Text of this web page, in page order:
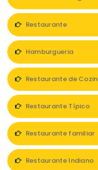
Restaurante
Hamburgueria
Restaurante de
Restaurante Típico
Restaurante familiar
Restaurante Indiano